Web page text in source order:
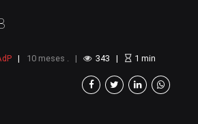
10 meses . 343 1 min